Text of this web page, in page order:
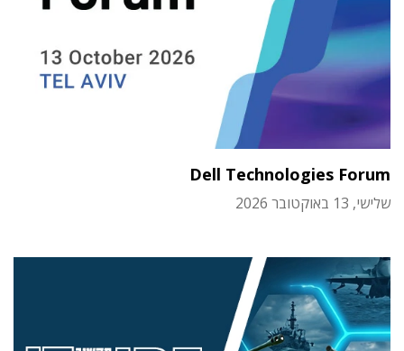
Dell Technologies Forum
שלישי, 13 באוקטובר 2026